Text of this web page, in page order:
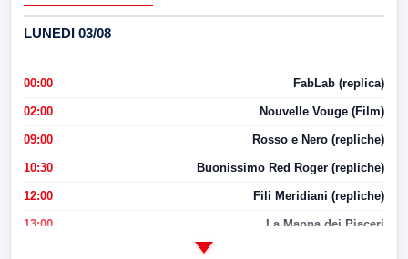
LUNEDI 03/08
00:00 FabLab (replica)
02:00 Nouvelle Vouge (Film)
09:00 Rosso e Nero (repliche)
10:30 Buonissimo Red Roger (repliche)
12:00 Fili Meridiani (repliche)
13:00 La Mappa dei Piaceri